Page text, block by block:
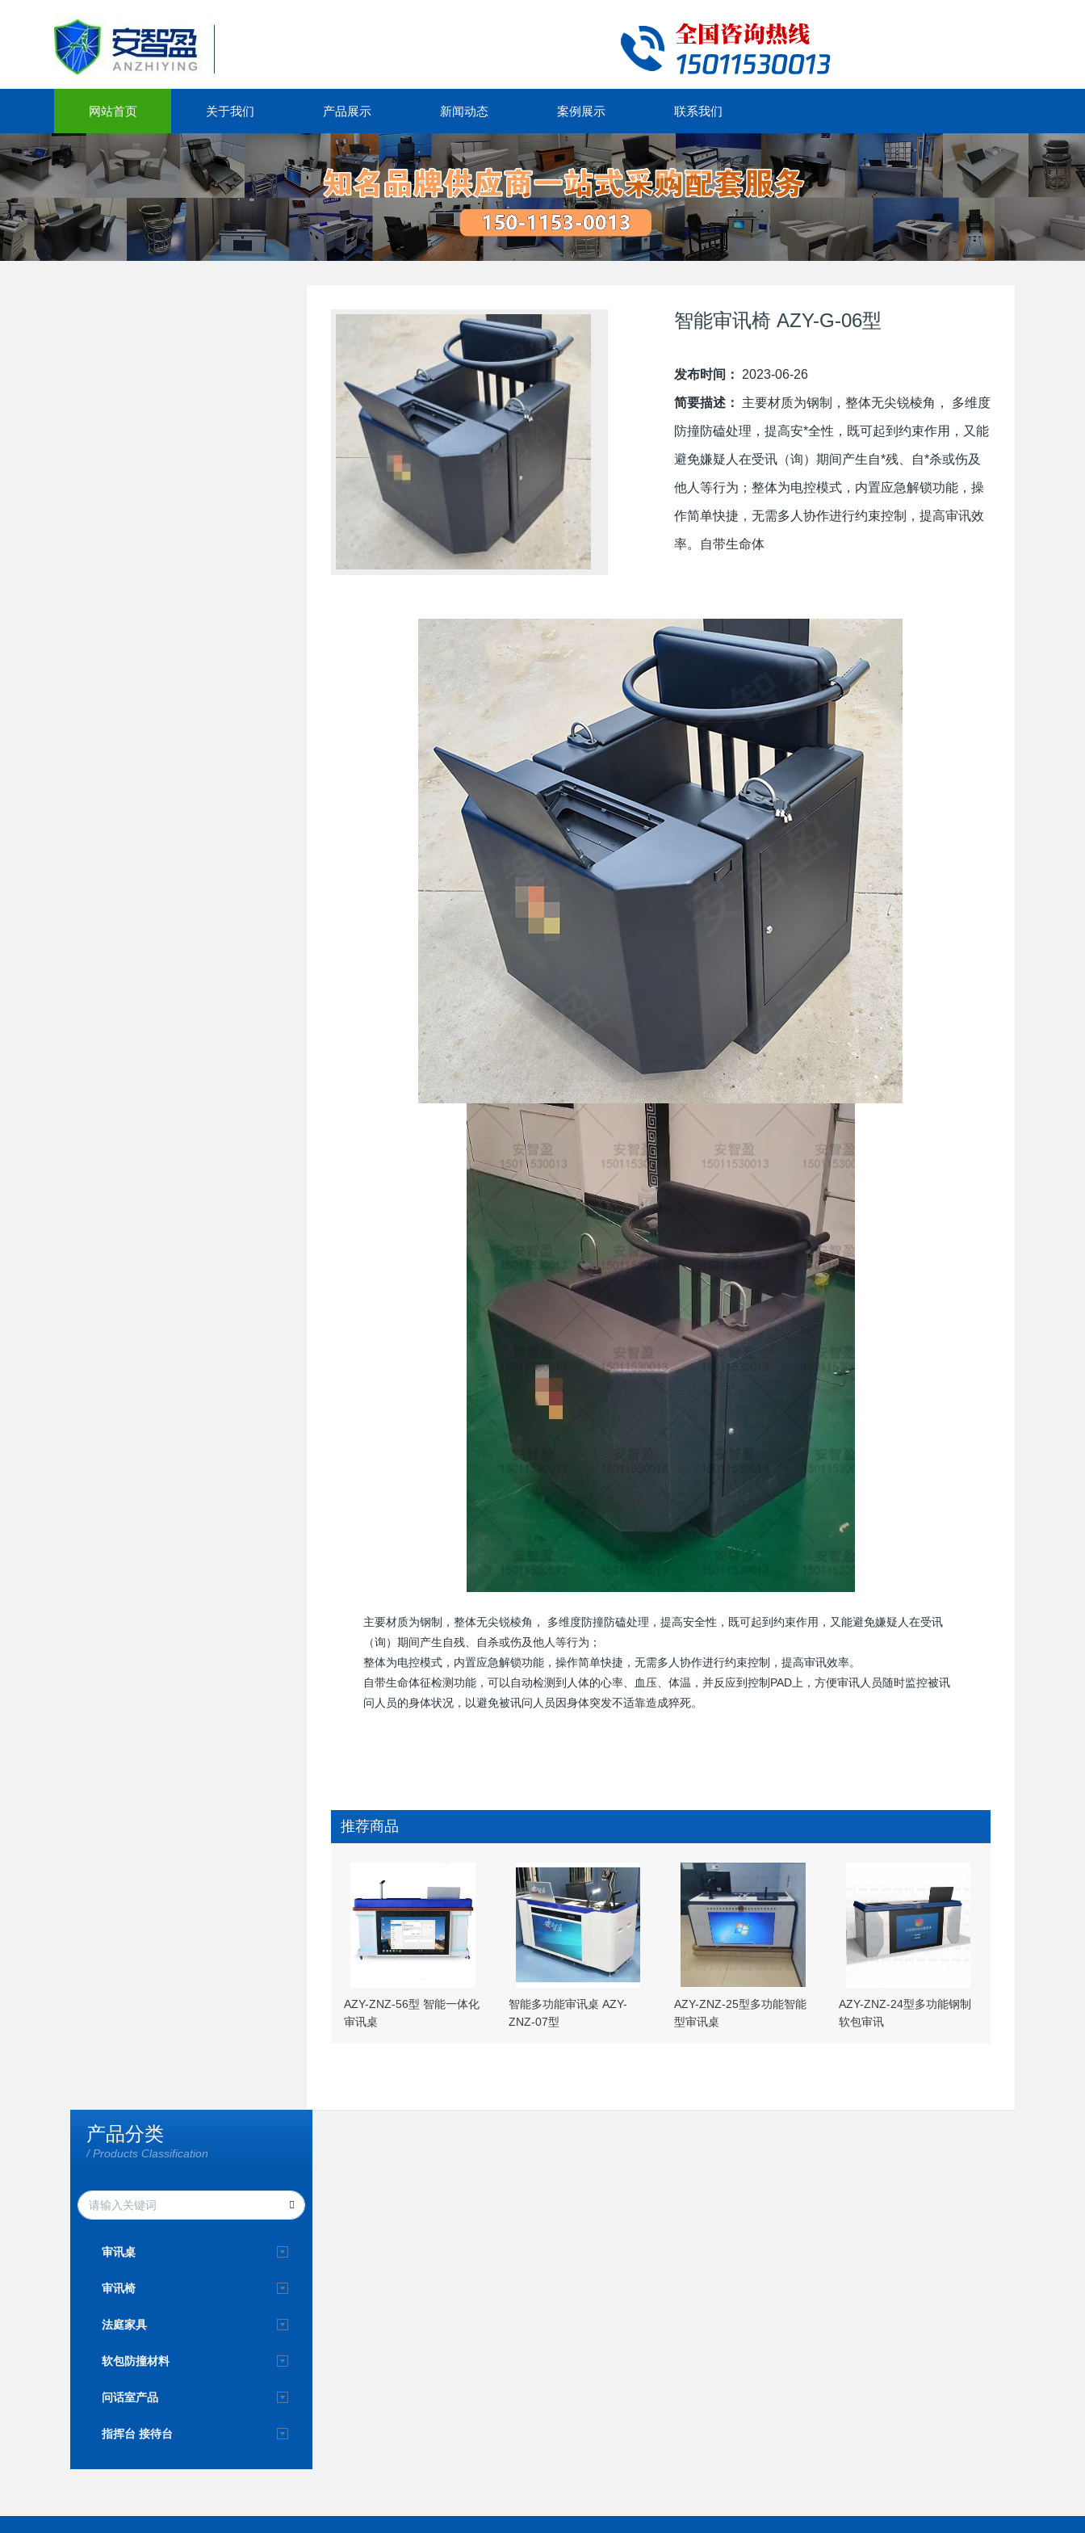
网站首页 关于我们 产品展示 新闻动态 案例展示 联系我们
智能审讯椅 AZY-G-06型
发布时间： 2023-06-26
简要描述： 主要材质为钢制，整体无尖锐棱角， 多维度
防撞防磕处理，提高安*全性，既可起到约束作用，又能
避免嫌疑人在受讯（询）期间产生自*残、自*杀或伤及
他人等行为；整体为电控模式，内置应急解锁功能，操
作简单快捷，无需多人协作进行约束控制，提高审讯效
率。自带生命体
主要材质为钢制，整体无尖锐棱角， 多维度防撞防磕处理，提高安全性，既可起到约束作用，又能避免嫌疑人在受讯
（询）期间产生自残、自杀或伤及他人等行为；
整体为电控模式，内置应急解锁功能，操作简单快捷，无需多人协作进行约束控制，提高审讯效率。
自带生命体征检测功能，可以自动检测到人体的心率、血压、体温，并反应到控制PAD上，方便审讯人员随时监控被讯
问人员的身体状况，以避免被讯问人员因身体突发不适靠造成猝死。
推荐商品
AZY-ZNZ-56型 智能一体化
审讯桌
智能多功能审讯桌 AZY-
ZNZ-07型
AZY-ZNZ-25型多功能智能
型审讯桌
AZY-ZNZ-24型多功能钢制
软包审讯
产品分类
/ Products Classification
审讯桌
审讯椅
法庭家具
软包防撞材料
问话室产品
指挥台 接待台